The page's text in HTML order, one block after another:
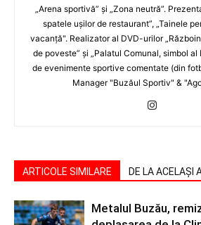
„Arena sportivă” şi „Zona neutră”.
spatele uşilor de restaurant”, „Tainele
vacanţă". Realizator al DVD-urilor
de poveste” şi „Palatul Comunal, simbol al
de evenimente sportive comentate (din
Manager "Buzăul Sportiv" &
ARTICOLE SIMILARE DE LA ACELAȘI
Metalul Buzău,